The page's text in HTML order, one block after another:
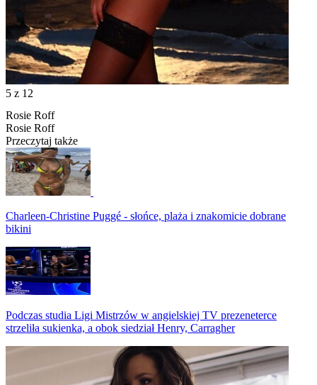
5 z 12
Rosie Roff
Rosie Roff
Przeczytaj także
Charleen-Christine Puggé - słońce, plaża i znakomicie dobrane
bikini
Podczas studia Ligi Mistrzów w angielskiej TV prezeneterce
strzeliła sukienka, a obok siedział Henry, Carragher